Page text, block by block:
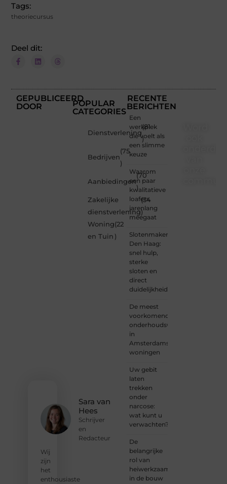
Tags:
theoriecursus
Deel dit:
GEPUBLICEERD
DOOR
Sara van
Hees
Schrijver
en
Redacteur
Wij
zijn
het
enthousiaste
POPULAR
CATEGORIES
Dienstverlening
(81
)
Bedrijven
(75
)
Aanbiedingen
(70
)
Zakelijke
dienstverlening
(34
)
Woning
en Tuin
(22
)
RECENTE
BERICHTEN
Een
werkplek
die voelt als
een slimme
keuze
Waarom
een paar
kwalitatieve
loafers
jarenlang
meegaat
Slotenmaker
Den Haag:
snel hulp,
sterke
sloten en
direct
duidelijkheid
De meest
voorkomende
onderhoudswerkzaamheden
in
Amsterdamse
woningen
Uw gebit
laten
trekken
onder
narcose:
wat kunt u
verwachten?
De
belangrijke
rol van
heiwerkzaamheden
in de bouw